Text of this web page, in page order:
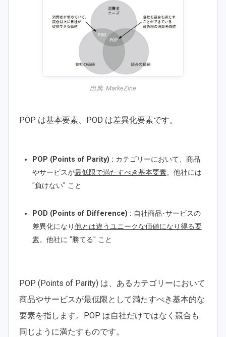
出典: MarkeZine
POP は基本要素、POD は差異化要素です。
POP (Points of Parity) : カテゴリーにおいて、商品
やサービスが最低限で満たすべき基本要素。他社には
"負けない" こと
POD (Points of Difference) : 自社商品･サービスの
差異化になり他とは違うユニークな価値になり得る要
素。他社に "勝てる" こと
POP (Points of Parity) は、あるカテゴリーにおいて
商品やサービスが最低限として満たすべき基本的な
要素を指します。POP は自社だけではなく競合も
同じように満たすものです。